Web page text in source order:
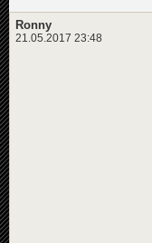
Ronny
21.05.2017 23:48